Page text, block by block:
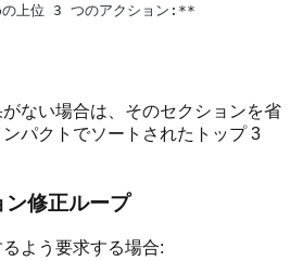
上位 3 つのアクション:**
ない場合は、そのセクションを省
パクトでソートされたトップ 3
ン修正ループ
よう要求する場合: